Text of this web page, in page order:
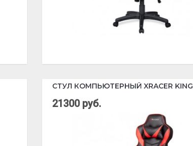
СТУЛ КОМПЬЮТЕРНЫЙ XRACER KING
21300 руб.